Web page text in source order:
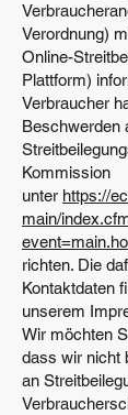
Verordnung)
Online-
Plattform)
Verbraucher
Beschwerden
Kommission
unter https://
main/
richten. Die
Kontaktdaten
unserem
Wir möchten
dass wir nicht
an